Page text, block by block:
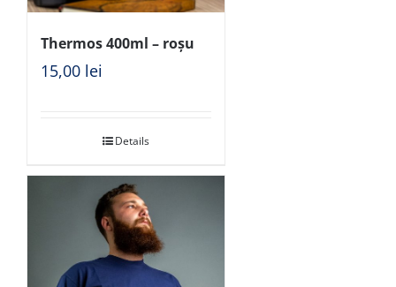
Thermos 400ml – roșu
15,00 lei
Details